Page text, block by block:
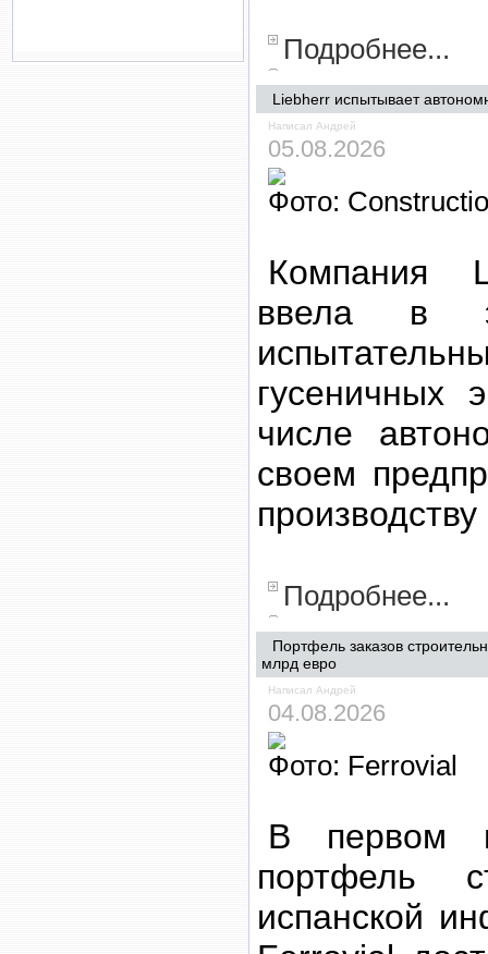
Подробнее...
Liebherr испытывает
Написал Андрей
05.08.2026
Фото:
Компания
ввела в
гусеничных
числе
своем
Подробнее...
Портфель заказов
млрд евро
Написал Андрей
04.08.2026
Фото: Ferrovial
В первом
портфель
испанской